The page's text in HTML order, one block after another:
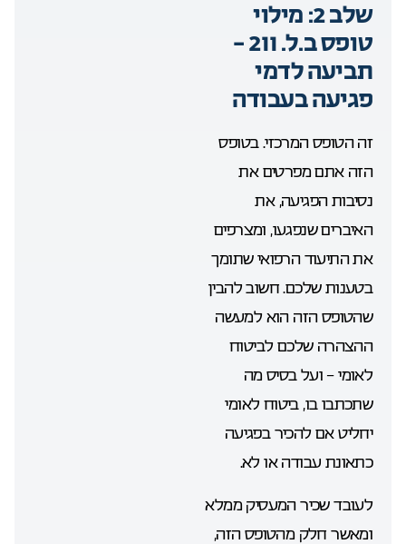
שלב 2: מילוי
טופס ב.ל. 211 –
תביעה לדמי
פגיעה בעבודה
זה הטופס המרכזי. בטופס
הזה אתם מפרטים את
נסיבות הפגיעה, את
האיברים שנפגעו, ומצרפים
את התיעוד הרפואי שתומך
בטענות שלכם. חשוב להבין
שהטופס הזה הוא למעשה
ההצהרה שלכם לביטוח
לאומי – ועל בסיס מה
שתכתבו בו, ביטוח לאומי
יחליט אם להכיר בפגיעה
כתאונת עבודה או לא.
לעובד שכיר המעסיק ממלא
ומאשר חלק מהטופס הזה,